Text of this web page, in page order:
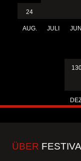
24
AUG. JULI
ÜBER